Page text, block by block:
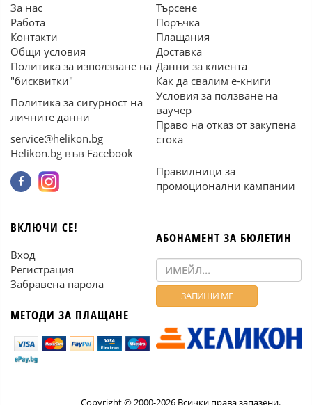
За нас
Работа
Контакти
Общи условия
Политика за използване на
"бисквитки"
Политика за сигурност на
личните данни
service@helikon.bg
Helikon.bg във Facebook
Търсене
Поръчка
Плащания
Доставка
Данни за клиента
Как да свалим е-книги
Условия за ползване на
ваучер
Право на отказ от закупена
стока
Правилници за
промоционални кампании
ВКЛЮЧИ СЕ!
Вход
Регистрация
Забравена парола
МЕТОДИ ЗА ПЛАЩАНЕ
АБОНАМЕНТ ЗА БЮЛЕТИН
Copyright © 2000-2026 Всички права запазени.